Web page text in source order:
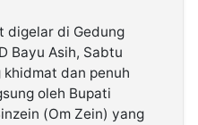
digelar di Gedung
Bayu Asih, Sabtu
khidmat dan penuh
oleh Bupati
(Om Zein) yang